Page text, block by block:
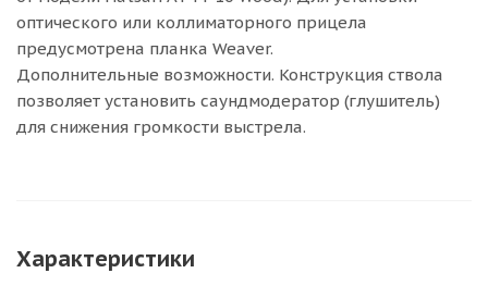
оптического или коллиматорного прицела
предусмотрена планка Weaver.
Дополнительные возможности. Конструкция ствола
позволяет установить саундмодератор (глушитель)
для снижения громкости выстрела.
Характеристики